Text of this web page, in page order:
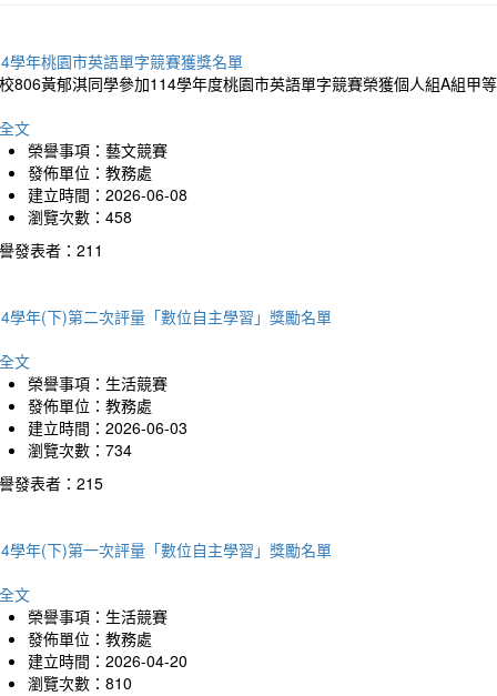
學年桃園市英語單字競賽獲獎名單
806黃郁淇同學參加114學年度桃園市英語單字競賽榮獲個人組A組甲
文
榮譽事項：藝文競賽
發佈單位：教務處
建立時間：2026-06-08
瀏覽次數：458
發表者：211
學年(下)第二次評量「數位自主學習」獎勵名單
文
榮譽事項：生活競賽
發佈單位：教務處
建立時間：2026-06-03
瀏覽次數：734
發表者：215
學年(下)第一次評量「數位自主學習」獎勵名單
文
榮譽事項：生活競賽
發佈單位：教務處
建立時間：2026-04-20
瀏覽次數：810